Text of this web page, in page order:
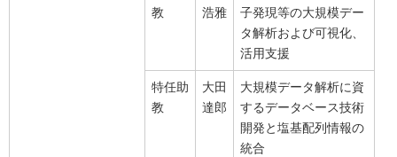
教
浩雅
子発現等の大規模デー
タ解析および可視化、
活用支援
特任助
教
大田
達郎
大規模データ解析に資
するデータベース技術
開発と塩基配列情報の
統合